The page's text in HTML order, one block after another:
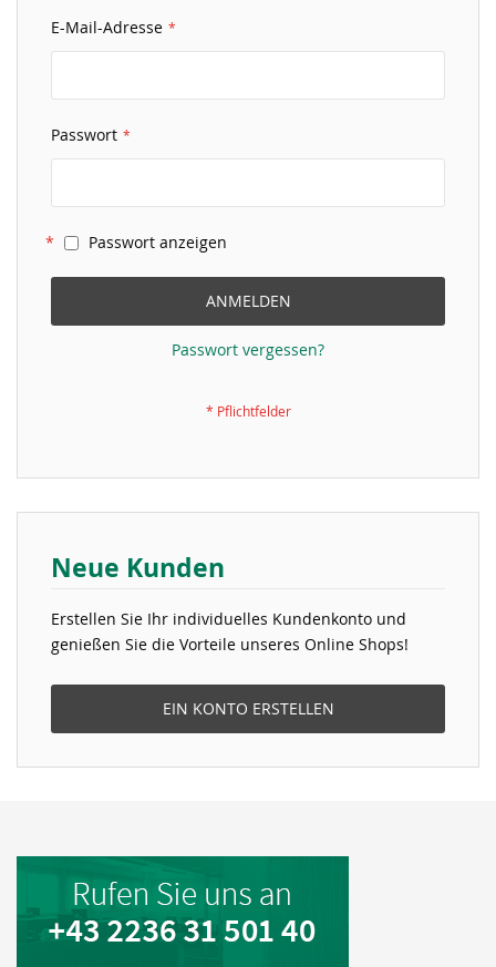
E-Mail-Adresse
Passwort
Passwort anzeigen
ANMELDEN
Passwort vergessen?
Neue Kunden
Erstellen Sie Ihr individuelles Kundenkonto und
genießen Sie die Vorteile unseres Online Shops!
EIN KONTO ERSTELLEN